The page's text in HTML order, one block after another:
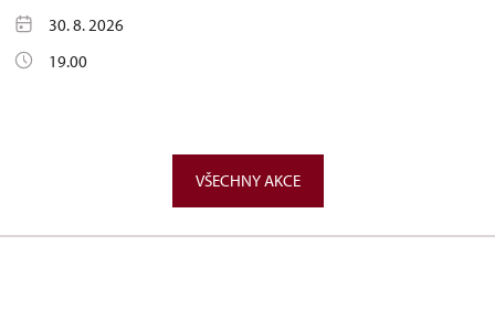
30. 8. 2026
19.00
VŠECHNY AKCE